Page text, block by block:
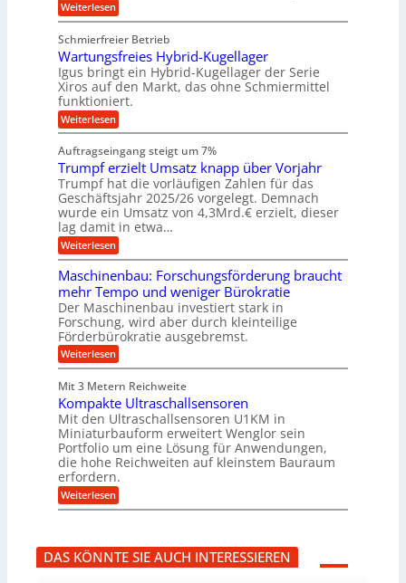
e
b
u
n
g
e
n
u
b
e
w
e
g
u
n
g
e
v
e
n
d
M
a
s
c
h
i
e
n
b
a
u
k
z
e
u
g
k
r
e
i
s
a
u
f
Weiterlesen:
K
g
e
l
s
c
h
i
e
e
n
f
ü
h
r
u
n
g
e
n
B
S
C
L
w
e
i
t
e
r
e
n
t
w
i
c
k
e
Schmierfreier Betrieb
Wartungsfreies Hybrid-Kugellager
Igus bringt ein Hybrid-Kugellager der Serie
Xiros auf den Markt, das ohne Schmiermittel
funktioniert.
Weiterlesen:
W
r
t
u
n
g
s
r
e
e
s
H
y
b
r
i
d
-
u
g
e
l
a
g
e
r
Auftragseingang steigt um 7%
Trumpf erzielt Umsatz knapp über Vorjahr
Trumpf hat die vorläufigen Zahlen für das
Geschäftsjahr 2025/26 vorgelegt. Demnach
wurde ein Umsatz von 4,3Mrd.€ erzielt, dieser
lag damit in etwa…
Weiterlesen:
T
u
m
p
f
e
r
z
i
e
t
U
m
s
a
t
z
k
n
p
ü
Maschinenbau: Forschungsförderung braucht
mehr Tempo und weniger Bürokratie
Der Maschinenbau investiert stark in
Forschung, wird aber durch kleinteilige
Förderbürokratie ausgebremst.
Weiterlesen:
M
s
c
h
i
n
e
n
b
a
u
r
s
Mit 3 Metern Reichweite
Kompakte Ultraschallsensoren
Mit den Ultraschallsensoren U1KM in
Miniaturbauform erweitert Wenglor sein
Portfolio um eine Lösung für Anwendungen,
die hohe Reichweiten auf kleinstem Bauraum
erfordern.
Weiterlesen:
K
p
a
k
DAS KÖNNTE SIE AUCH INTERESSIEREN